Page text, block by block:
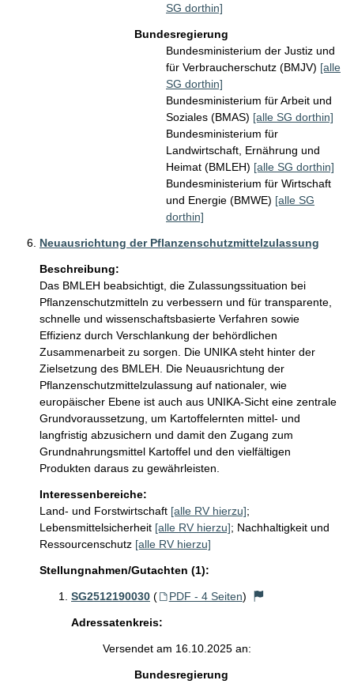
SG dorthin]
Bundesregierung
Bundesministerium der Justiz und
für Verbraucherschutz (BMJV) [alle
SG dorthin]
Bundesministerium für Arbeit und
Soziales (BMAS) [alle SG dorthin]
Bundesministerium für
Landwirtschaft, Ernährung und
Heimat (BMLEH) [alle SG dorthin]
Bundesministerium für Wirtschaft
und Energie (BMWE) [alle SG
dorthin]
Neuausrichtung der Pflanzenschutzmittelzulassung
Beschreibung:
Das BMLEH beabsichtigt, die Zulassungssituation bei
Pflanzenschutzmitteln zu verbessern und für transparente,
schnelle und wissenschaftsbasierte Verfahren sowie
Effizienz durch Verschlankung der behördlichen
Zusammenarbeit zu sorgen. Die UNIKA steht hinter der
Zielsetzung des BMLEH. Die Neuausrichtung der
Pflanzenschutzmittelzulassung auf nationaler, wie
europäischer Ebene ist auch aus UNIKA-Sicht eine zentrale
Grundvoraussetzung, um Kartoffelernten mittel- und
langfristig abzusichern und damit den Zugang zum
Grundnahrungsmittel Kartoffel und den vielfältigen
Produkten daraus zu gewährleisten.
Interessenbereiche:
Land- und Forstwirtschaft [alle RV hierzu];
Lebensmittelsicherheit [alle RV hierzu]; Nachhaltigkeit und
Ressourcenschutz [alle RV hierzu]
Stellungnahmen/Gutachten (1):
SG2512190030 ( PDF - 4 Seiten)
Adressatenkreis:
Versendet am 16.10.2025 an:
Bundesregierung